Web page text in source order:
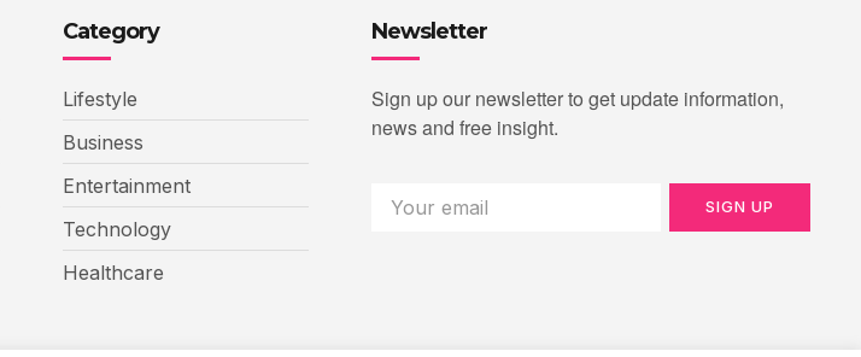
Category
Lifestyle
Business
Entertainment
Technology
Healthcare
Newsletter
Sign up our newsletter to get update information,
news and free insight.
SIGN UP